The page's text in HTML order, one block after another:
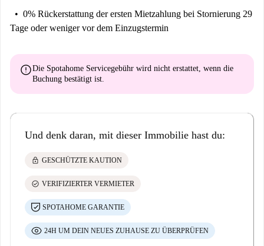
0% Rückerstattung der ersten Mietzahlung bei Stornierung 29
Tage oder weniger vor dem Einzugstermin
errorDie Spotahome Servicegebühr wird nicht erstattet , wenn die
Buchung bestätigt ist.
Und denk daran, mit dieser Immobilie hast du:
lock GESCHÜTZTE KAUTION
check_circle VERIFIZIERTER VERMIETER
SPOTAHOME GARANTIE
24H UM DEIN NEUES ZUHAUSE ZU ÜBERPRÜFEN